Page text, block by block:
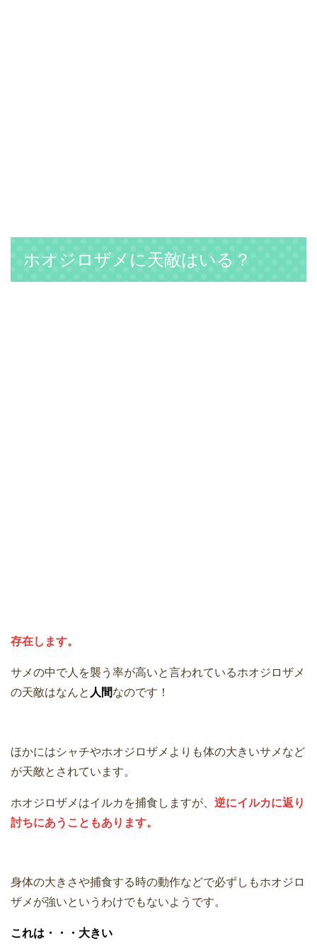
ホオジロザメに天敵はいる？
存在します。
サメの中で人を襲う率が高いと言われているホオジロザメ
の天敵はなんと 人間なのです！
ほかにはシャチやホオジロザメよりも体の大きいサメなど
が天敵とされています。
ホオジロザメはイルカを捕食しますが、 逆にイルカに返り
討ちにあうこともあります。
身体の大きさや捕食する時の動作などで必ずしもホオジロ
ザメが強いというわけでもないようです。
これは・・・大きい